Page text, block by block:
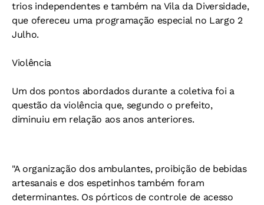
trios independentes e também na Vila da Diversidade,
que ofereceu uma programação especial no Largo 2
Julho.
Violência
Um dos pontos abordados durante a coletiva foi a
questão da violência que, segundo o prefeito,
diminuiu em relação aos anos anteriores.
"A organização dos ambulantes, proibição de bebidas
artesanais e dos espetinhos também foram
determinantes. Os pórticos de controle de acesso